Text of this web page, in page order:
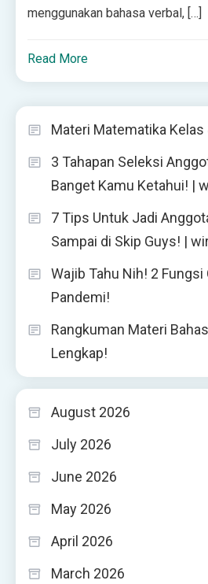
menggunakan bahasa verbal, […]
Read More
Materi Matematika Kelas
3 Tahapan Seleksi
Banget Kamu Ketahui! |
7 Tips Untuk Jadi
Sampai di Skip Guys! |
Wajib Tahu Nih! 2 Fungsi
Pandemi!
Rangkuman Materi
Lengkap!
August 2026
July 2026
June 2026
May 2026
April 2026
March 2026